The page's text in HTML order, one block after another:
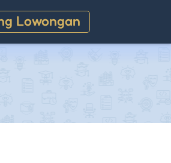
Lowongan